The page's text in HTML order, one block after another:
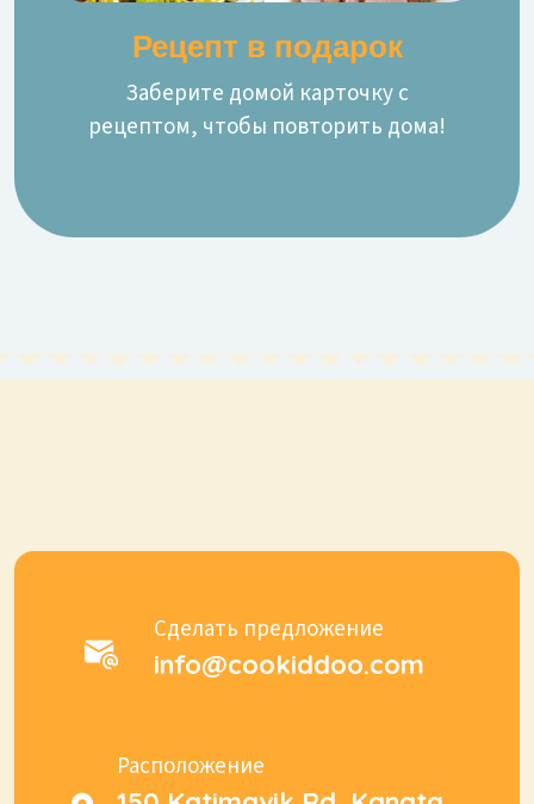
Рецепт в подарок
Заберите домой карточку с
рецептом, чтобы повторить дома!
Сделать предложение
info@cookiddoo.com
Расположение